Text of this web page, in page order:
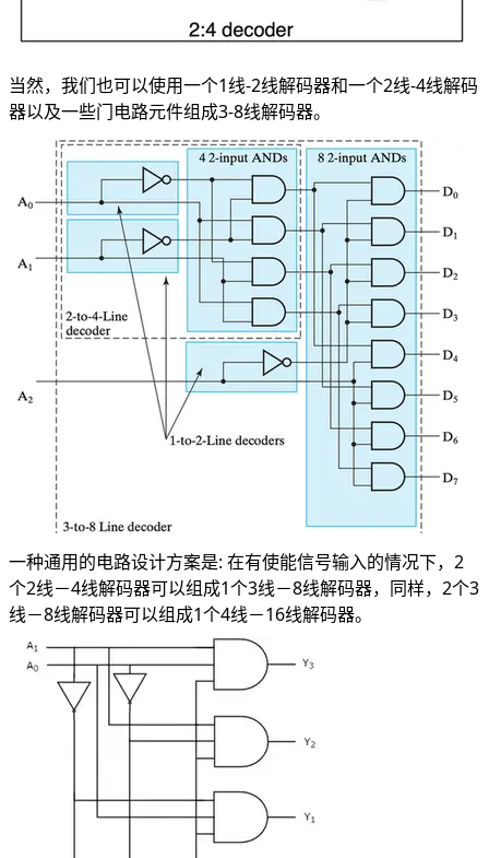
当然，我们也可以使用一个1线-2线解码器和一个2线-4线解码
器以及一些门电路元件组成3-8线解码器。
一种通用的电路设计方案是: 在有使能信号输入的情况下，2
个2线－4线解码器可以组成1个3线－8线解码器，同样，2个3
线－8线解码器可以组成1个4线－16线解码器。